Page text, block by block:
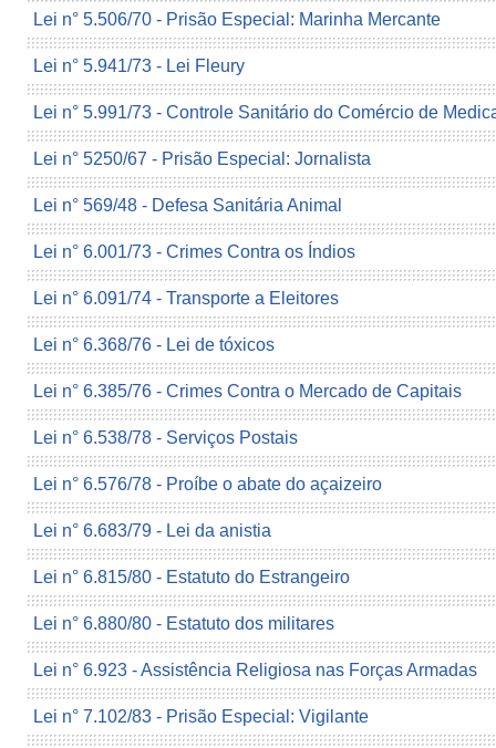
Lei n° 5.506/70 - Prisão Especial: Marinha Mercante
Lei n° 5.941/73 - Lei Fleury
Lei n° 5.991/73 - Controle Sanitário do Comércio de
Lei n° 5250/67 - Prisão Especial: Jornalista
Lei n° 569/48 - Defesa Sanitária Animal
Lei n° 6.001/73 - Crimes Contra os Índios
Lei n° 6.091/74 - Transporte a Eleitores
Lei n° 6.368/76 - Lei de tóxicos
Lei n° 6.385/76 - Crimes Contra o Mercado de Capitais
Lei n° 6.538/78 - Serviços Postais
Lei n° 6.576/78 - Proíbe o abate do açaizeiro
Lei n° 6.683/79 - Lei da anistia
Lei n° 6.815/80 - Estatuto do Estrangeiro
Lei n° 6.880/80 - Estatuto dos militares
Lei n° 6.923 - Assistência Religiosa nas Forças Armadas
Lei n° 7.102/83 - Prisão Especial: Vigilante